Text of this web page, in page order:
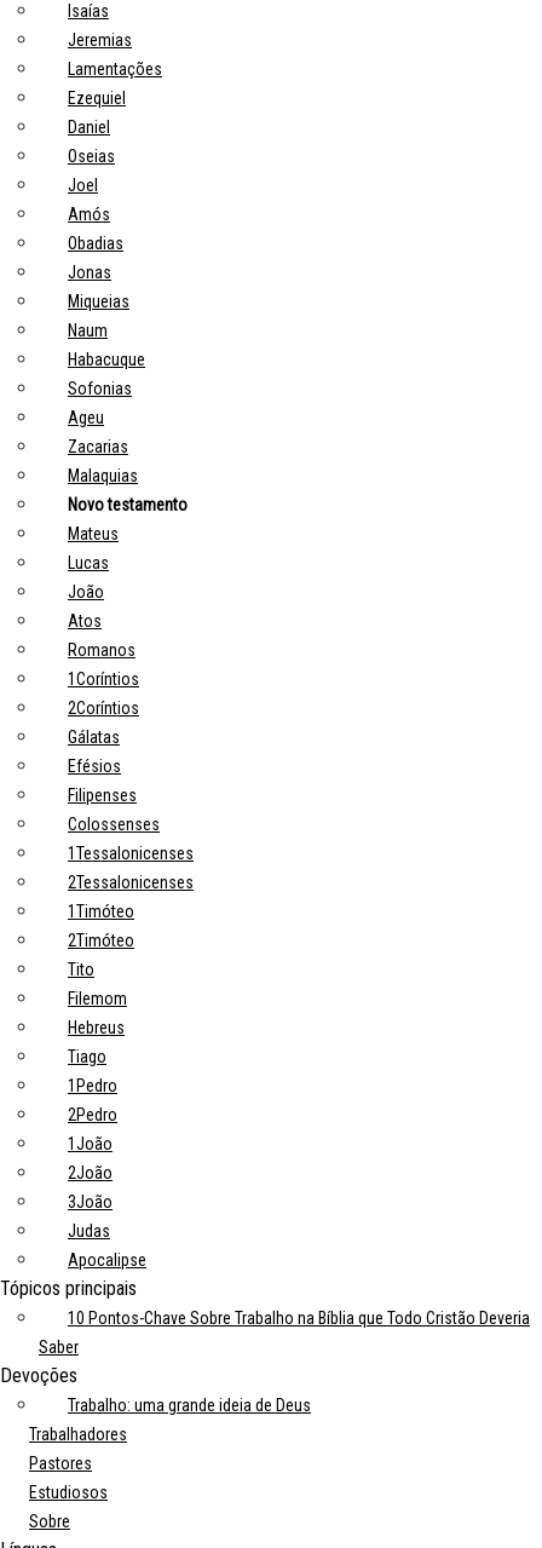
Isaías
Jeremias
Lamentações
Ezequiel
Daniel
Oseias
Joel
Amós
Obadias
Jonas
Miqueias
Naum
Habacuque
Sofonias
Ageu
Zacarias
Malaquias
Novo testamento
Mateus
Lucas
João
Atos
Romanos
1Coríntios
2Coríntios
Gálatas
Efésios
Filipenses
Colossenses
1Tessalonicenses
2Tessalonicenses
1Timóteo
2Timóteo
Tito
Filemom
Hebreus
Tiago
1Pedro
2Pedro
1João
2João
3João
Judas
Apocalipse
Tópicos principais
10 Pontos-Chave Sobre Trabalho na Bíblia que Todo Cristão Deveria
Saber
Devoções
Trabalho: uma grande ideia de Deus
Trabalhadores
Pastores
Estudiosos
Sobre